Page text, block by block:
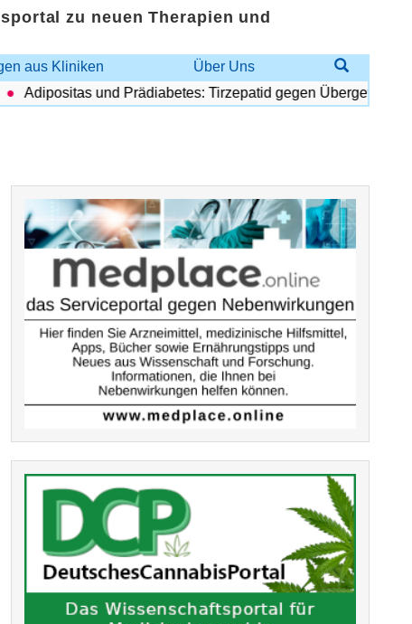
zu neuen Therapien und
aus Kliniken
Über Uns
Adipositas und Prädiabetes: Tirzepatid gegen Übergewicht